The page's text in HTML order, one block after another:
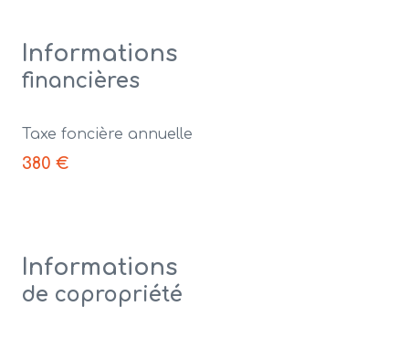
Informations
financières
Taxe foncière annuelle
380 €
Informations
de copropriété